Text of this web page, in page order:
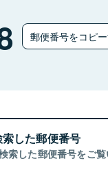
郵便番号をコピ
した郵便番号
索した郵便番号をご覧